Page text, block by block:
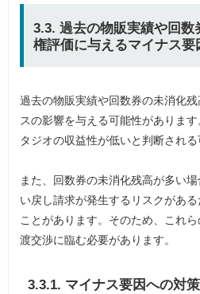
3.3. 過去の物販実績や回数
権評価に与えるマイナス要
過去の物販実績や回数券の未消化
スの影響を与える可能性がありま
タジオの収益性が低いと判断される
また、回数券の未消化残高が多い
い戻し請求が発生するリスクがあ
ことがあります。そのため、これ
渡交渉に臨む必要があります。
3.3.1. マイナス要因への対策